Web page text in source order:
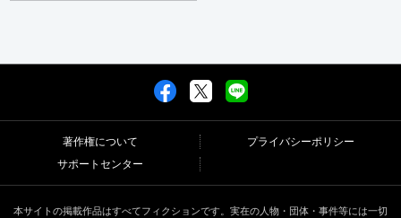
著作権について
プライバシーポリシー
サポートセンター
本サイトの掲載作品はすべてフィクションです。実在の人物・団体・事件等には一切